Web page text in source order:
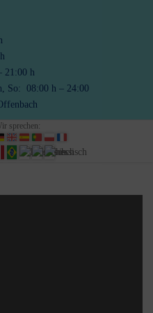
21:00 h
So: 08:00 h – 24:00
sprechen: